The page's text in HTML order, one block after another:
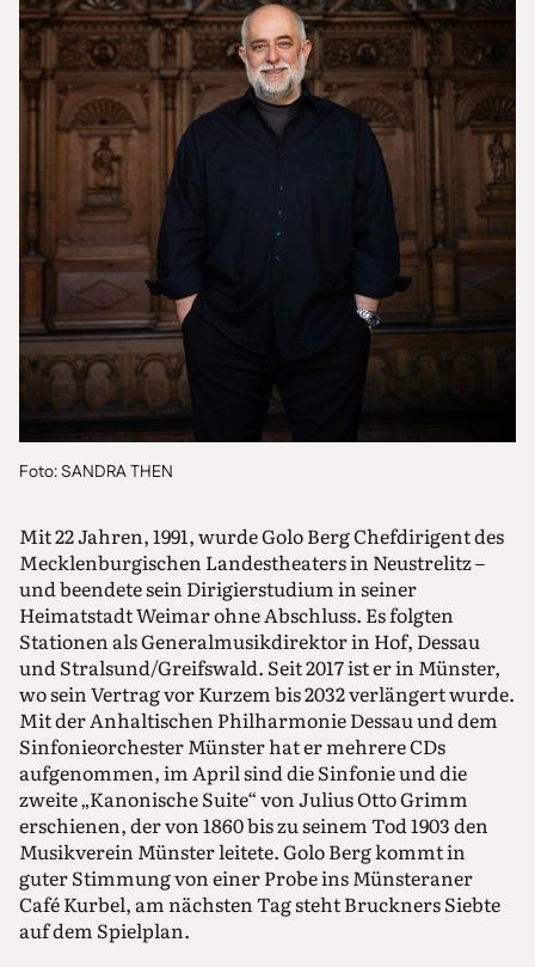
Foto: SANDRA THEN
Mit 22 Jahren, 1991, wurde Golo Berg Chefdirigent des
Mecklenburgischen Landestheaters in Neustrelitz –
und beendete sein Dirigierstudium in seiner
Heimatstadt Weimar ohne Abschluss. Es folgten
Stationen als Generalmusikdirektor in Hof, Dessau
und Stralsund/Greifswald. Seit 2017 ist er in Münster,
wo sein Vertrag vor Kurzem bis 2032 verlängert wurde.
Mit der Anhaltischen Philharmonie Dessau und dem
Sinfonieorchester Münster hat er mehrere CDs
aufgenommen, im April sind die Sinfonie und die
zweite „Kanonische Suite“ von Julius Otto Grimm
erschienen, der von 1860 bis zu seinem Tod 1903 den
Musikverein Münster leitete. Golo Berg kommt in
guter Stimmung von einer Probe ins Münsteraner
Café Kurbel, am nächsten Tag steht Bruckners Siebte
auf dem Spielplan.